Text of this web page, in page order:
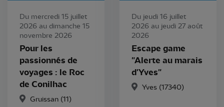
Du mercredi 15 juillet
2026 au dimanche 15
novembre 2026
Pour les
passionnés de
voyages : le Roc
de Conilhac
Gruissan (11)
Du jeudi 16 juillet
2026 au jeudi 27 août
2026
Escape game
"Alerte au marais
d'Yves"
Yves (17340)